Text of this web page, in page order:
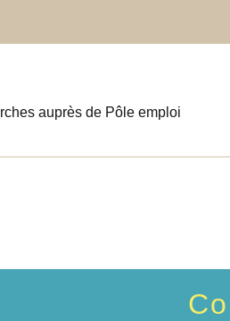
auprès de Pôle emploi